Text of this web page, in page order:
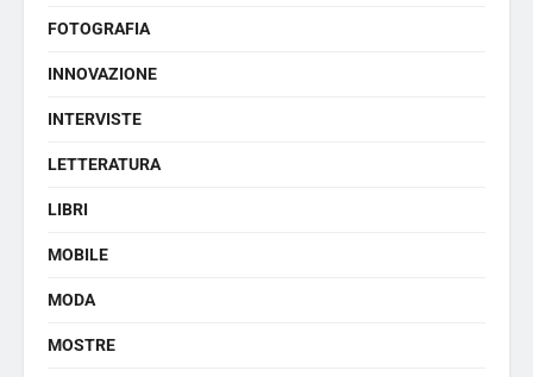
FOTOGRAFIA
INNOVAZIONE
INTERVISTE
LETTERATURA
LIBRI
MOBILE
MODA
MOSTRE